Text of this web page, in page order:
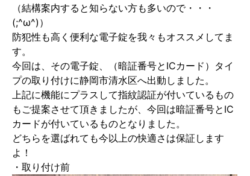
（結構案内すると知らない方も多いので・・・
(;^ω^)）
防犯性も高く便利な電子錠を我々もオススメしてま
す。
今回は、その電子錠、（暗証番号とICカード）タイ
プの取り付けに静岡市清水区へ出動しました。
上記に機能にプラスして指紋認証が付いているもの
もご提案させて頂きましたが、今回は暗証番号とIC
カードが付いているものとなりました。
どちらを選ばれても今以上の快適さは保証します
よ！
・取り付け前